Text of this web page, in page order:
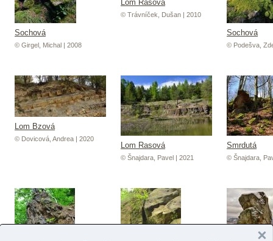
Sochová
© Girgel, Michal | 2008
Lom Rasová
© Trávníček, Dušan | 2010
Sochová
© Podešva,
Lom Bzová
© Dovicová, Andrea | 2020
Lom Rasová
© Šnajdara, Pavel | 2021
Smrdutá
© Šnajdara,